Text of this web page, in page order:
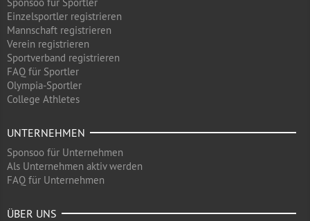
Einzelsportler registrieren
Mannschaft registrieren
Verein registrieren
Sportverband registrieren
FAQ für Sportler
Olympia-Sportler
College Athletes
UNTERNEHMEN
Sponsoo für Unternehmen
Als Unternehmen aktiv werden
FAQ für Unternehmen
ÜBER UNS